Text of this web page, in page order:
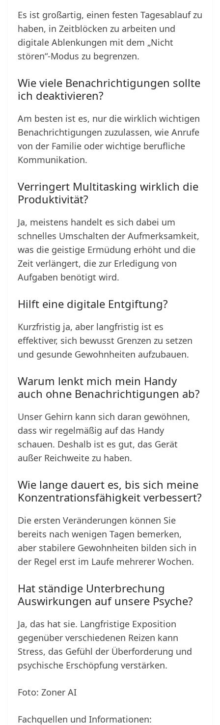
Es ist großartig, einen festen Tagesablauf zu
haben, in Zeitblöcken zu arbeiten und
digitale Ablenkungen mit dem „Nicht
stören“-Modus zu begrenzen.
Wie viele Benachrichtigungen sollte
ich deaktivieren?
Am besten ist es, nur die wirklich wichtigen
Benachrichtigungen zuzulassen, wie Anrufe
von der Familie oder wichtige berufliche
Kommunikation.
Verringert Multitasking wirklich die
Produktivität?
Ja, meistens handelt es sich dabei um
schnelles Umschalten der Aufmerksamkeit,
was die geistige Ermüdung erhöht und die
Zeit verlängert, die zur Erledigung von
Aufgaben benötigt wird.
Hilft eine digitale Entgiftung?
Kurzfristig ja, aber langfristig ist es
effektiver, sich bewusst Grenzen zu setzen
und gesunde Gewohnheiten aufzubauen.
Warum lenkt mich mein Handy
auch ohne Benachrichtigungen ab?
Unser Gehirn kann sich daran gewöhnen,
dass wir regelmäßig auf das Handy
schauen. Deshalb ist es gut, das Gerät
außer Reichweite zu haben.
Wie lange dauert es, bis sich meine
Konzentrationsfähigkeit verbessert?
Die ersten Veränderungen können Sie
bereits nach wenigen Tagen bemerken,
aber stabilere Gewohnheiten bilden sich in
der Regel erst im Laufe mehrerer Wochen.
Hat ständige Unterbrechung
Auswirkungen auf unsere Psyche?
Ja, das hat sie. Langfristige Exposition
gegenüber verschiedenen Reizen kann
Stress, das Gefühl der Überforderung und
psychische Erschöpfung verstärken.
Foto: Zoner AI
Fachquellen und Informationen: